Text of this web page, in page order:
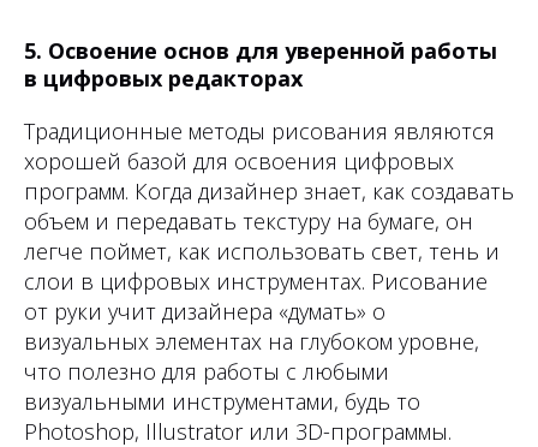
5. Освоение основ для уверенной работы
в цифровых редакторах
Традиционные методы рисования являются
хорошей базой для освоения цифровых
программ. Когда дизайнер знает, как создавать
объем и передавать текстуру на бумаге, он
легче поймет, как использовать свет, тень и
слои в цифровых инструментах. Рисование
от руки учит дизайнера «думать» о
визуальных элементах на глубоком уровне,
что полезно для работы с любыми
визуальными инструментами, будь то
Photoshop, Illustrator или 3D-программы.